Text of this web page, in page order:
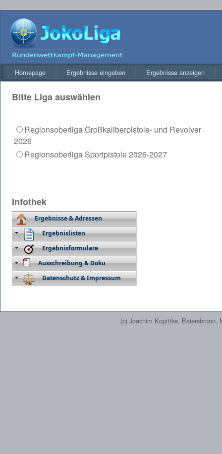
Homepage Ergebnisse eingeben Ergebnisse anzeigen
Bitte Ligaauswählen
Regionsoberliga Großkaliberpistole- und Revolver
2026
Regionsoberliga Sportpistole 2026-2027
Infothek
Ergebnisse & Adressen
Ergebnislisten
Ergebnisformulare
Ausschreibung & Doku
Datenschutz & Impressum
(c) Joachim Kopittke,